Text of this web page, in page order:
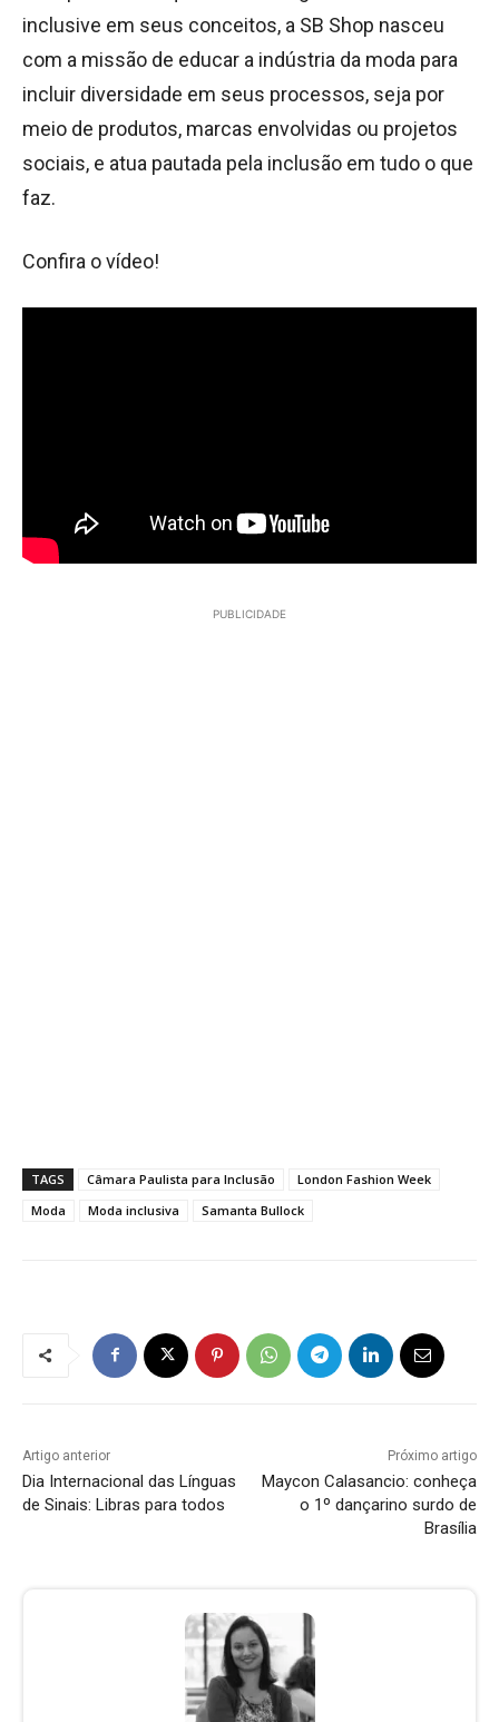
inclusive em seus conceitos, a SB Shop nasceu
com a missão de educar a indústria da moda para
incluir diversidade em seus processos, seja por
meio de produtos, marcas envolvidas ou projetos
sociais, e atua pautada pela inclusão em tudo o que
faz.
Confira o vídeo!
PUBLICIDADE
TAGS Câmara Paulista para Inclusão
London Fashion Week
Moda
Moda inclusiva Samanta Bullock
Artigo anterior
Dia Internacional das Línguas
de Sinais: Libras para todos
Próximo artigo
Maycon Calasancio: conheça
o 1º dançarino surdo de
Brasília